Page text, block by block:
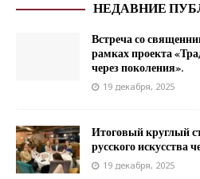
НЕДАВНИЕ
Встреча со
рамках проекта
через поколения».
19 декабря, 2025
Итоговый круглый
русского искусства
19 декабря, 2025